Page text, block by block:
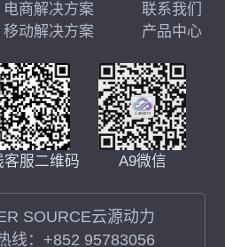
客服二维码 A9微信
SOURCE云源动力
线： +852 95783056
电商解决方案
移动解决方案
联系我们
产品中心